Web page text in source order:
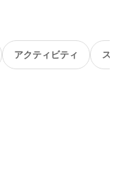
アクティビティ ス